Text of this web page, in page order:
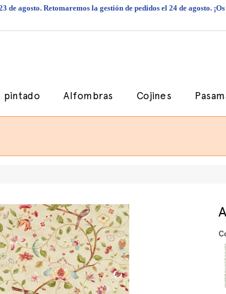
de agosto. Retomaremos la gestión de pedidos el 24 de agosto.
pintado Alfombras Cojines